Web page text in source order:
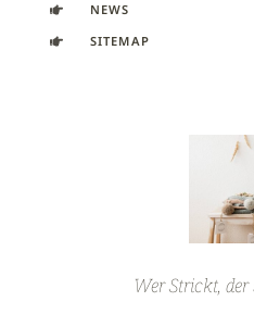
NEWS
SITEMAP
Wer Strickt,